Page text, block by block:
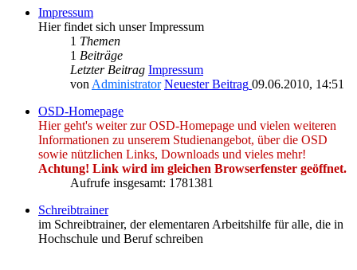
Impressum
Hier findet sich unser Impressum
1 Themen
1 Beiträge
Letzter Beitrag Impressum
von Administrator Neuester Beitrag 09.06.2010, 14:51
OSD-Homepage
Hier geht's weiter zur OSD-Homepage und vielen weiteren
Informationen zu unserem Studienangebot, über die OSD
sowie nützlichen Links, Downloads und vieles mehr!
Achtung! Link wird im gleichen Browserfenster geöffnet.
Aufrufe insgesamt: 1781381
Schreibtrainer
im Schreibtrainer, der elementaren Arbeitshilfe für alle, die in
Hochschule und Beruf schreiben